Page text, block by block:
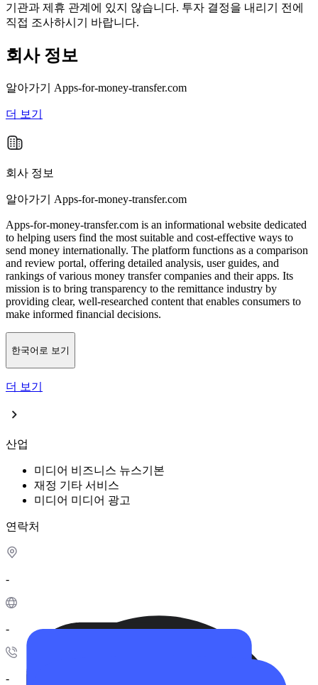
기관과 제휴 관계에 있지 않습니다. 투자 결정을 내리기 전에
직접 조사하시기 바랍니다.
회사 정보
알아가기 Apps-for-money-transfer.com
더 보기
회사 정보
알아가기 Apps-for-money-transfer.com
Apps-for-money-transfer.com is an informational website dedicated
to helping users find the most suitable and cost-effective ways to
send money internationally. The platform functions as a comparison
and review portal, offering detailed analysis, user guides, and
rankings of various money transfer companies and their apps. Its
mission is to bring transparency to the remittance industry by
providing clear, well-researched content that enables consumers to
make informed financial decisions.
한국어로 보기
더 보기
산업
미디어 비즈니스 뉴스기본
재정 기타 서비스
미디어 미디어 광고
연락처
-
-
-